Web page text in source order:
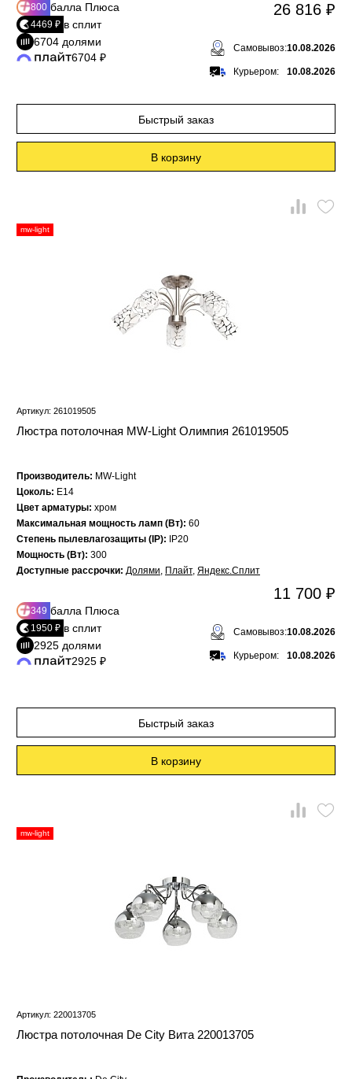
800 балла Плюса
4469 ₽ в сплит
6704 долями
6704 ₽
26 816 ₽
Самовывоз:10.08.2026
Курьером: 10.08.2026
Быстрый заказ
В корзину
mw-light
Артикул: 261019505
Люстра потолочная MW-Light Олимпия 261019505
Производитель: MW-Light
Цоколь: E14
Цвет арматуры: хром
Максимальная мощность ламп (Вт): 60
Степень пылевлагозащиты (IP):
IP20
Мощность (Вт): 300
Доступные рассрочки: Долями, Плайт, Яндекс.Сплит
349 балла Плюса
1950 ₽ в сплит
2925 долями
2925 ₽
11 700 ₽
Самовывоз:10.08.2026
Курьером: 10.08.2026
Быстрый заказ
В корзину
mw-light
Артикул: 220013705
Люстра потолочная De City Вита 220013705